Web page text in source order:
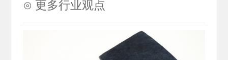
⊙ 更多行业观点